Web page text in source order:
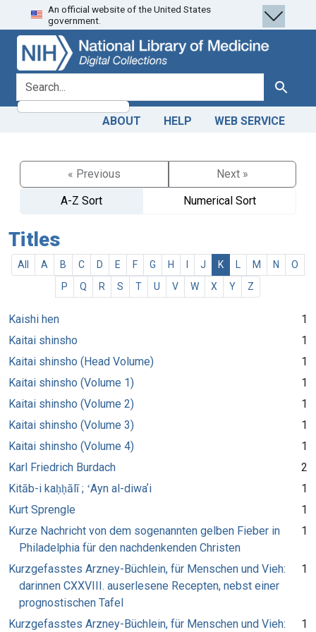
Skip
to
search
Skip to
main
content
An official website of the United States
government.
search for Search
ABOUT HELP WEB SERVICE
« Previous
Next »
A-Z Sort
Numerical Sort
Titles
All A B C D E F G H J K M N
O
P
Q R S T U V W X Y Z
Kaishi hen
1
Kaitai shinsho
1
Kaitai shinsho (Head Volume)
1
Kaitai shinsho (Volume 1)
1
Kaitai shinsho (Volume 2)
1
Kaitai shinsho (Volume 3)
1
Kaitai shinsho (Volume 4)
1
Karl Friedrich Burdach
2
Kitāb-i kaḥḥālī ; ʻAyn al-diwaʼi
1
Kurt Sprengle
1
Kurze Nachricht von dem sogenannten gelben Fieber in
Philadelphia für den nachdenkenden Christen
1
Kurzgefasstes Arzney-Büchlein, für Menschen und Vieh:
darinnen CXXVIII. auserlesene Recepten, nebst einer
prognostischen Tafel
1
Kurzgefasstes Arzney-Büchlein, für Menschen und Vieh: 1